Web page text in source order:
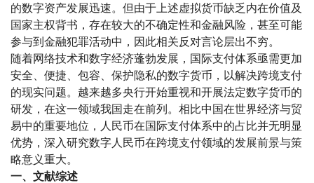
的数字资产发展迅速。但由于上述虚拟货币缺乏内在价值及
国家主权背书，存在较大的不确定性和金融风险，甚至可能
参与到金融犯罪活动中，因此相关反对言论层出不穷。
随着网络技术和数字经济蓬勃发展，国际支付体系亟需更加
安全、便捷、包容、保护隐私的数字货币，以解决跨境支付
的现实问题。越来越多央行开始重视和开展法定数字货币的
研发，在这一领域我国走在前列。相比中国在世界经济与贸
易中的重要地位，人民币在国际支付体系中的占比并无明显
优势，深入研究数字人民币在跨境支付领域的发展前景与策
略意义重大。
一、文献综述